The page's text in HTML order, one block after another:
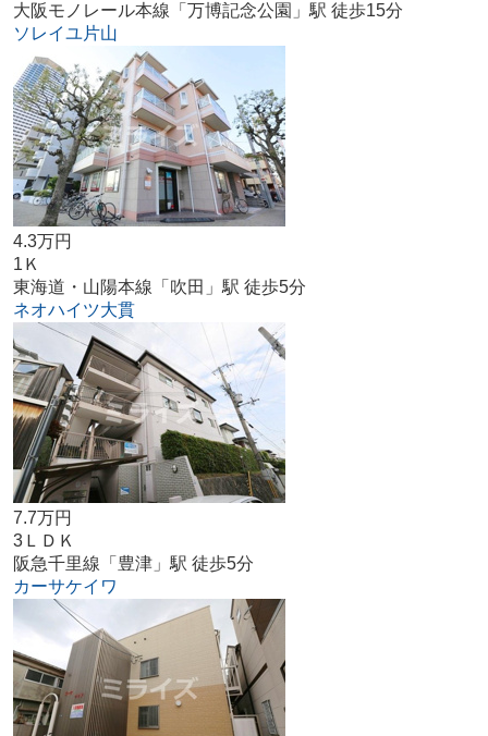
大阪モノレール本線「万博記念公園」駅 徒歩15分
ソレイユ片山
4.3万円
1Ｋ
東海道・山陽本線「吹田」駅 徒歩5分
ネオハイツ大貫
7.7万円
3ＬＤＫ
阪急千里線「豊津」駅 徒歩5分
カーサケイワ